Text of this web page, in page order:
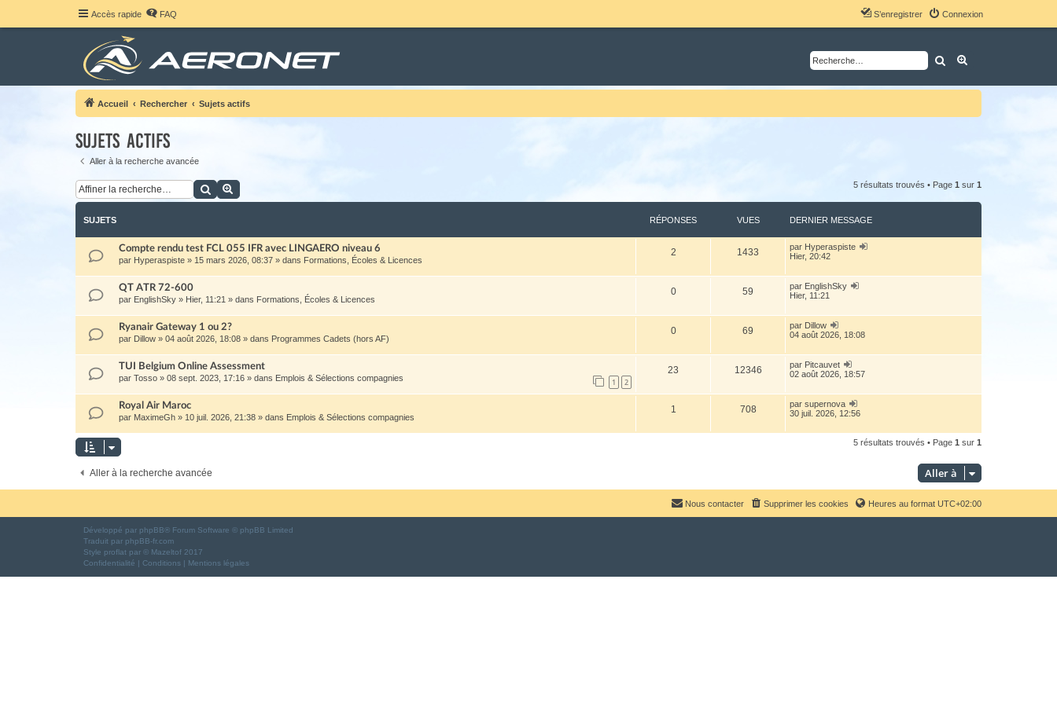
Accès rapide FAQ Connexion
S’enregistrer
Rechercher
Accueil Rechercher Sujets actifs
Sujets actifs
Aller à la recherche avancée
Rechercher 5 résultats trouvés • Page 1 sur 1
SUJETS RÉPONSES VUES DERNIER MESSAGE
Compte rendu test FCL 055 IFR avec LINGAERO niveau 6
par Hyperaspiste » 15 mars 2026, 08:37 » dans Formations, Écoles & Licences
2 1433 par Hyperaspiste
Hier, 20:42
QT ATR 72-600
par EnglishSky » Hier, 11:21 » dans Formations, Écoles & Licences
0 59 par EnglishSky
Hier, 11:21
Ryanair Gateway 1 ou 2?
par Dillow » 04 août 2026, 18:08 » dans Programmes Cadets (hors AF)
0 69 par Dillow
04 août 2026, 18:08
TUI Belgium Online Assessment
par Tosso » 08 sept. 2023, 17:16 » dans Emplois & Sélections compagnies 1 2
23 12346 par Pitcauvet
02 août 2026, 18:57
Royal Air Maroc
par MaximeGh » 10 juil. 2026, 21:38 » dans Emplois & Sélections compagnies
1 708 par supernova
30 juil. 2026, 12:56
5 résultats trouvés • Page 1 sur 1
Aller à la recherche avancée Aller à
Heures au format UTC+02:00
Supprimer les cookies
Nous contacter
Développé par phpBB® Forum Software © phpBB Limited
Traduit par phpBB-fr.com
Style proflat par © Mazeltof 2017
Confidentialité | Conditions | Mentions légales